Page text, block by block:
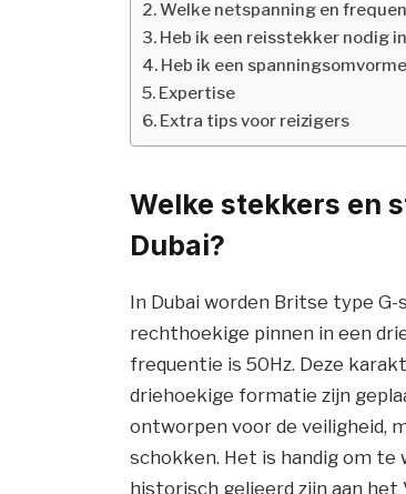
Welke netspanning en
Heb ik een reisstekker nodig
Heb ik een
Expertise
Extra tips voor reizigers
Welke stekkers en
Dubai?
In Dubai worden Britse type
rechthoekige pinnen in een
frequentie is 50Hz. Deze
driehoekige formatie zijn
ontworpen voor de veiligheid,
schokken. Het is handig om te
historisch gelieerd zijn aan